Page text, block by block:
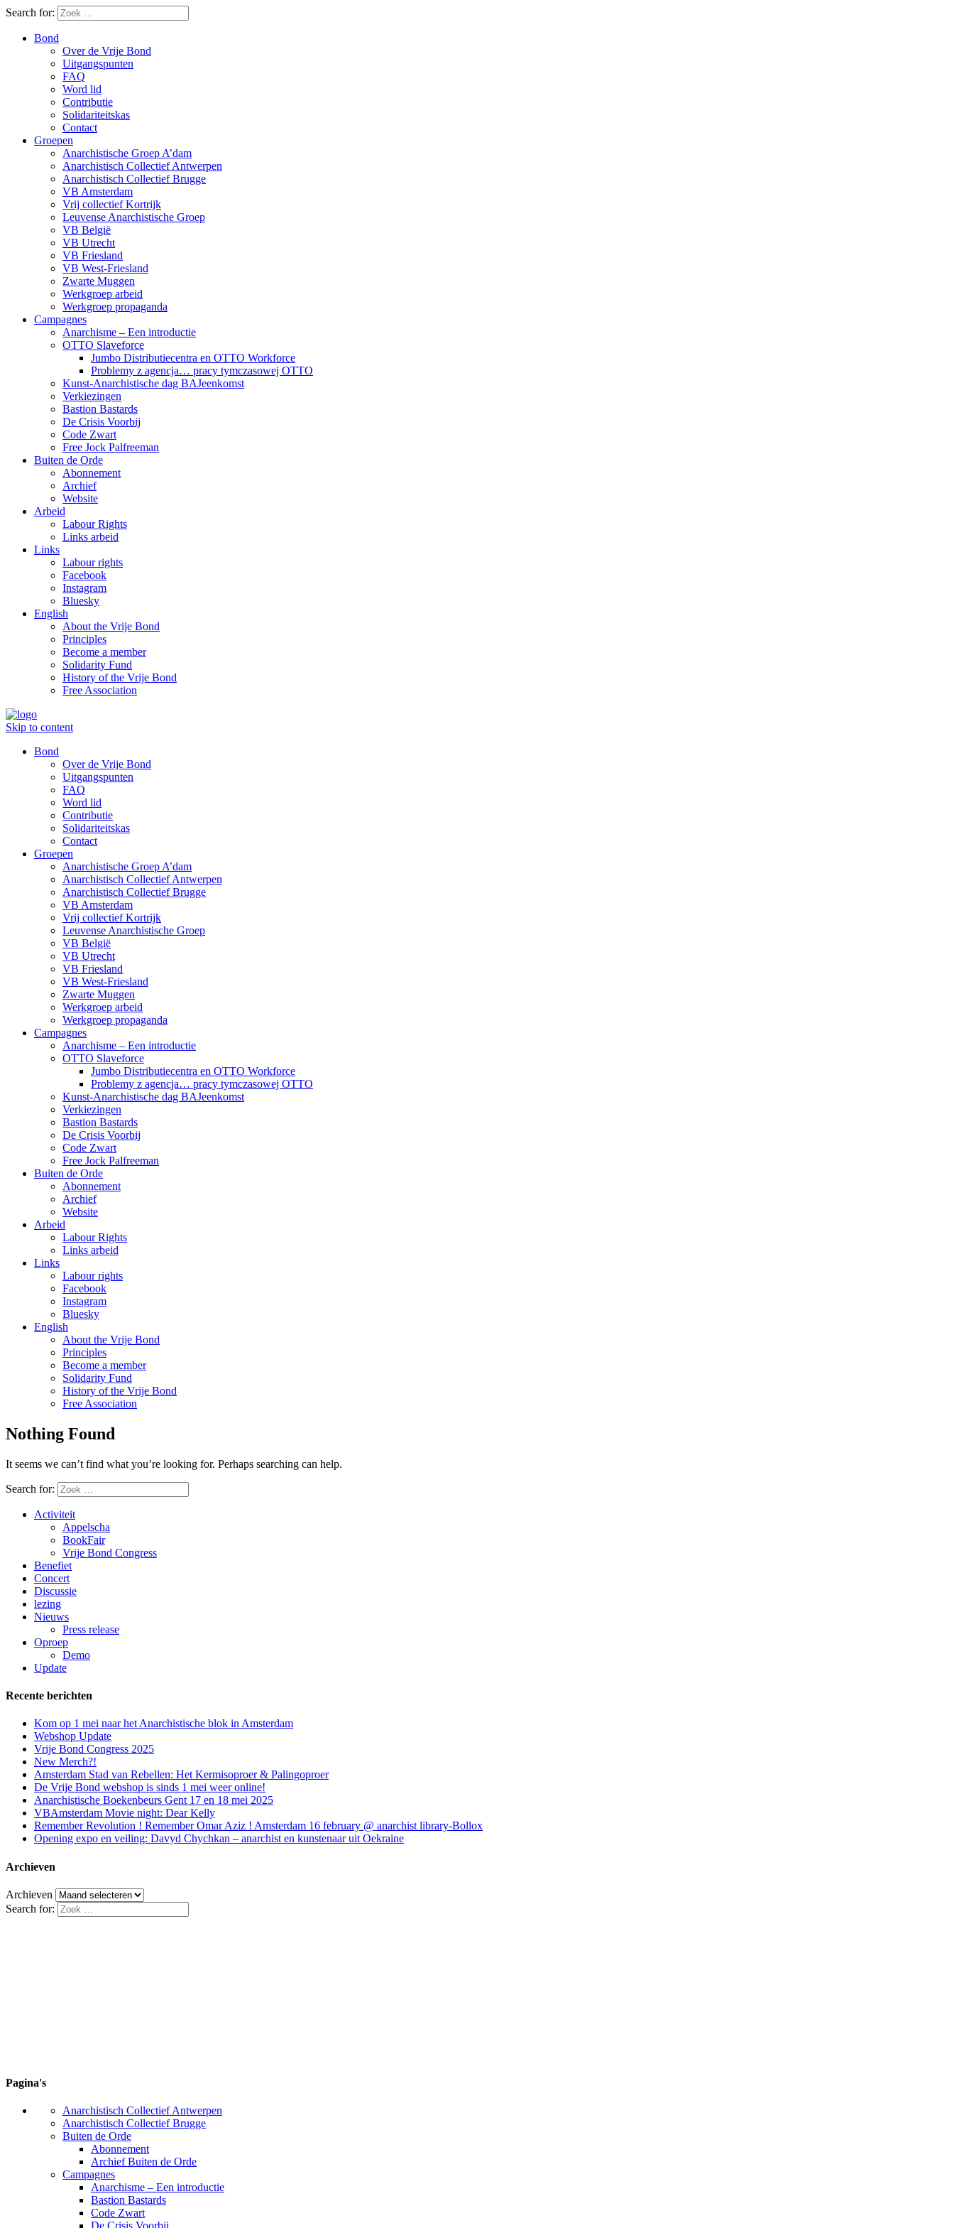
Search for:
Bond
Over de Vrije Bond
Uitgangspunten
FAQ
Word lid
Contributie
Solidariteitskas
Contact
Groepen
Anarchistische Groep A’dam
Anarchistisch Collectief Antwerpen
Anarchistisch Collectief Brugge
VB Amsterdam
Vrij collectief Kortrijk
Leuvense Anarchistische Groep
VB België
VB Utrecht
VB Friesland
VB West-Friesland
Zwarte Muggen
Werkgroep arbeid
Werkgroep propaganda
Campagnes
Anarchisme – Een introductie
OTTO Slaveforce
Jumbo Distributiecentra en OTTO Workforce
Problemy z agencja… pracy tymczasowej OTTO
Kunst-Anarchistische dag BAJeenkomst
Verkiezingen
Bastion Bastards
De Crisis Voorbij
Code Zwart
Free Jock Palfreeman
Buiten de Orde
Abonnement
Archief
Website
Arbeid
Labour Rights
Links arbeid
Links
Labour rights
Facebook
Instagram
Bluesky
English
About the Vrije Bond
Principles
Become a member
Solidarity Fund
History of the Vrije Bond
Free Association
Skip to content
Bond
Over de Vrije Bond
Uitgangspunten
FAQ
Word lid
Contributie
Solidariteitskas
Contact
Groepen
Anarchistische Groep A’dam
Anarchistisch Collectief Antwerpen
Anarchistisch Collectief Brugge
VB Amsterdam
Vrij collectief Kortrijk
Leuvense Anarchistische Groep
VB België
VB Utrecht
VB Friesland
VB West-Friesland
Zwarte Muggen
Werkgroep arbeid
Werkgroep propaganda
Campagnes
Anarchisme – Een introductie
OTTO Slaveforce
Jumbo Distributiecentra en OTTO Workforce
Problemy z agencja… pracy tymczasowej OTTO
Kunst-Anarchistische dag BAJeenkomst
Verkiezingen
Bastion Bastards
De Crisis Voorbij
Code Zwart
Free Jock Palfreeman
Buiten de Orde
Abonnement
Archief
Website
Arbeid
Labour Rights
Links arbeid
Links
Labour rights
Facebook
Instagram
Bluesky
English
About the Vrije Bond
Principles
Become a member
Solidarity Fund
History of the Vrije Bond
Free Association
Nothing Found
It seems we can’t find what you’re looking for. Perhaps searching can help.
Search for:
Activiteit
Appelscha
BookFair
Vrije Bond Congress
Benefiet
Concert
Discussie
lezing
Nieuws
Press release
Oproep
Demo
Update
Recente berichten
Kom op 1 mei naar het Anarchistische blok in Amsterdam
Webshop Update
Vrije Bond Congress 2025
New Merch?!
Amsterdam Stad van Rebellen: Het Kermisoproer & Palingoproer
De Vrije Bond webshop is sinds 1 mei weer online!
Anarchistische Boekenbeurs Gent 17 en 18 mei 2025
VBAmsterdam Movie night: Dear Kelly
Remember Revolution ! Remember Omar Aziz ! Amsterdam 16 february @ anarchist library-Bollox
Opening expo en veiling: Davyd Chychkan – anarchist en kunstenaar uit Oekraine
Archieven
Archieven
Search for:
Pagina's
Anarchistisch Collectief Antwerpen
Anarchistisch Collectief Brugge
Buiten de Orde
Abonnement
Archief Buiten de Orde
Campagnes
Anarchisme – Een introductie
Bastion Bastards
Code Zwart